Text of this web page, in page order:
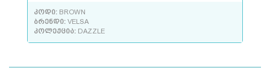
კოდი: BROWN
ბრენდი: VELSA
კოლექცია: DAZZLE